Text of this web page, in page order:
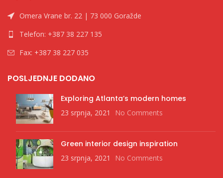
Omera Vrane br. 22 | 73 000 Goražde
Telefon: +387 38 227 135
Fax: +387 38 227 035
POSLJEDNJE DODANO
Exploring Atlanta’s modern homes
23 srpnja, 2021 No Comments
Green interior design inspiration
23 srpnja, 2021 No Comments